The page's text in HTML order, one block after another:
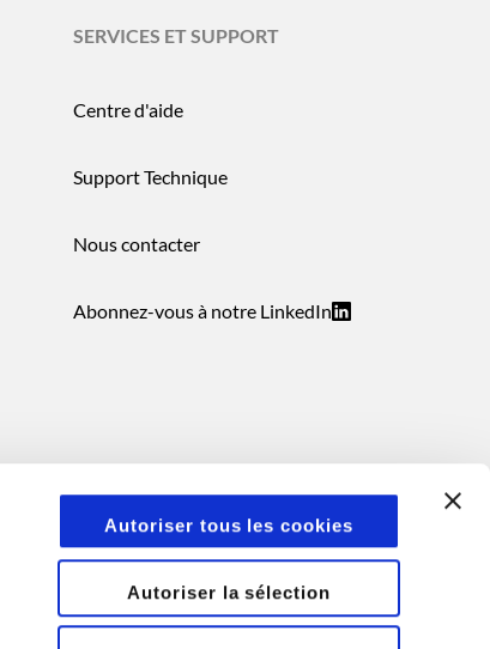
Autoriser tous les cookies
Autoriser la sélection
SERVICES ET SUPPORT
Centre d'aide
Support Technique
Nous contacter
Abonnez-vous à notre LinkedIn